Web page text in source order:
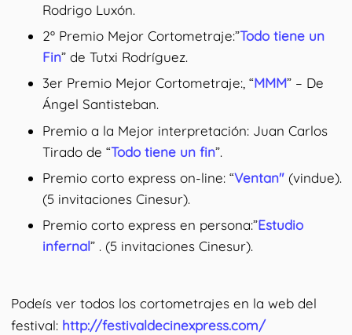
Rodrigo Luxón.
2º Premio Mejor Cortometraje:”Todo tiene un
Fin” de Tutxi Rodríguez.
3er Premio Mejor Cortometraje:, “MMM” – De
Ángel Santisteban.
Premio a la Mejor interpretación: Juan Carlos
Tirado de “Todo tiene un fin”.
Premio corto express on-line: “Ventan" (vindue).
(5 invitaciones Cinesur).
Premio corto express en persona:”Estudio
infernal” . (5 invitaciones Cinesur).
Podeís ver todos los cortometrajes en la web del
festival: http://festivaldecinexpress.com/